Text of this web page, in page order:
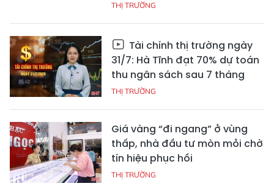
THỊ TRƯỜNG
Tài chính thị trường ngày
31/7: Hà Tĩnh đạt 70% dự toán
thu ngân sách sau 7 tháng
THỊ TRƯỜNG
Giá vàng “đi ngang” ở vùng
thấp, nhà đầu tư mòn mỏi chờ
tín hiệu phục hồi
THỊ TRƯỜNG